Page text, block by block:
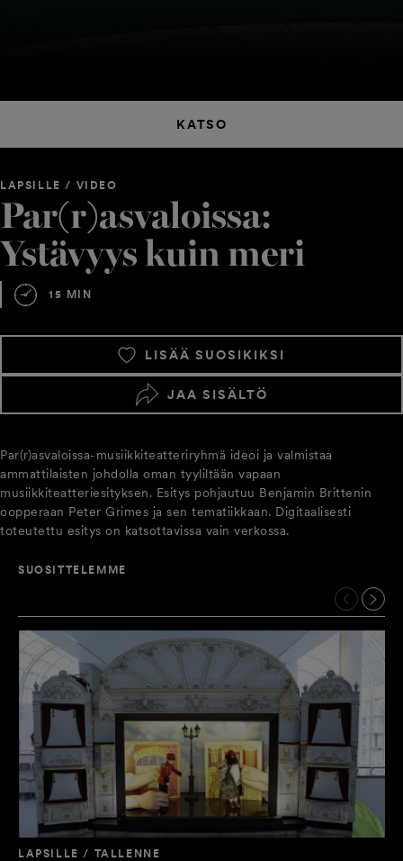
KATSO
LAPSILLE / VIDEO
Par(r)asvaloissa:
Ystävyys kuin meri
15 MIN
LISÄÄ SUOSIKIKSI
JAA SISÄLTÖ
Par(r)asvaloissa-musiikkiteatteriryhmä ideoi ja valmistaa
ammattilaisten johdolla oman tyyliltään vapaan
musiikkiteatteriesityksen. Esitys pohjautuu Benjamin Brittenin
oopperaan Peter Grimes ja sen tematiikkaan. Digitaalisesti
toteutettu esitys on katsottavissa vain verkossa.
SUOSITTELEMME
LAPSILLE / TALLENNE